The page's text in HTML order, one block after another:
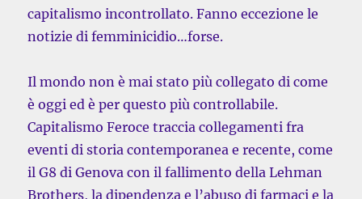
capitalismo incontrollato. Fanno eccezione le
notizie di femminicidio…forse.
Il mondo non è mai stato più collegato di come
è oggi ed è per questo più controllabile.
Capitalismo Feroce traccia collegamenti fra
eventi di storia contemporanea e recente, come
il G8 di Genova con il fallimento della Lehman
Brothers, la dipendenza e l’abuso di farmaci e la